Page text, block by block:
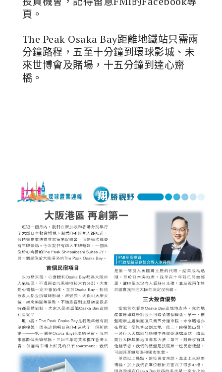
頁。
The Peak Osaka Bay距離地鐵站只需兩
分鐘路程，五至十分鐘到環球影城、未
來世博會及賭場，十五分鐘到達心齋
橋。